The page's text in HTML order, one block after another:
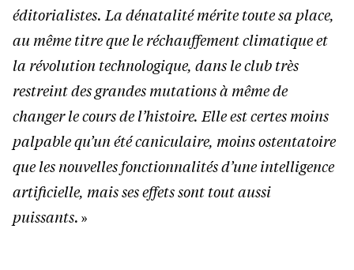
éditorialistes. La dénatalité mérite toute sa place,
au même titre que le réchauffement climatique et
la révolution technologique, dans le club très
restreint des grandes mutations à même de
changer le cours de l’histoire. Elle est certes moins
palpable qu’un été caniculaire, moins ostentatoire
que les nouvelles fonctionnalités d’une intelligence
artificielle, mais ses effets sont tout aussi
puissants. »